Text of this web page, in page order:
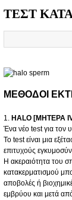
ΤΕΣΤ
ΜΕΘΟΔΟΙ
1. HALO [ΜΗΤΕΡΑ
Ένα νέο test για τον
Το test είναι μια
επιτυχούς
Η ακεραιότητα του
κατακερματισμού
αποβολές ή
εμβρύου και μετά